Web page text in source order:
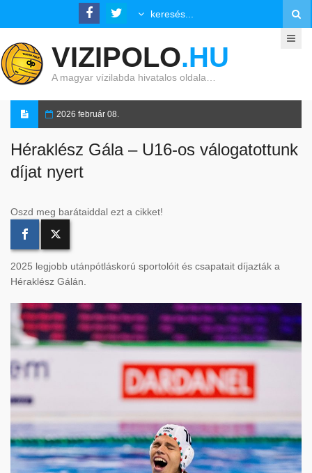
VIZIPOLO.HU
A magyar vízilabda hivatalos oldala…
2026 február 08.
Héraklész Gála – U16-os válogatottunk
díjat nyert
Oszd meg barátaiddal ezt a cikket!
2025 legjobb utánpótláskorú sportolóit és csapatait díjazták a
Héraklész Gálán.